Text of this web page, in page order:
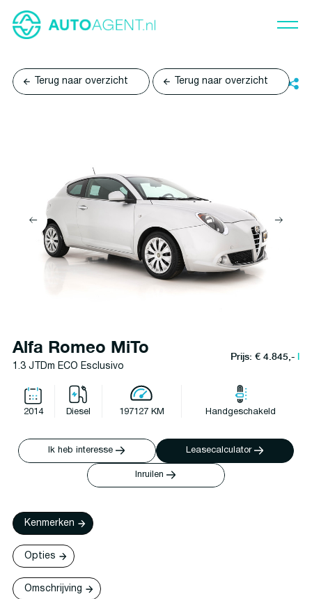
Terug naar overzicht Terug naar overzicht
Alfa Romeo MiTo
1.3 JTDm ECO Esclusivo
Prijs: € 4.845,-l
2014 Diesel 197127 KM Handgeschakeld
Ik heb interesse Leasecalculator
Inruilen
Kenmerken
Opties
Omschrijving